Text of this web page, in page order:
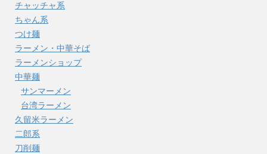
チャッチャ系
ちゃん系
つけ麺
ラーメン・中華そば
ラーメンショップ
中華麺
サンマーメン
台湾ラーメン
久留米ラーメン
二郎系
刀削麺